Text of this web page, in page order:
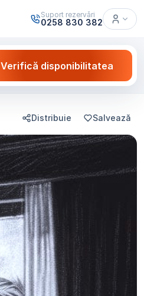
Suport rezervări
0258 830 382
Verifică disponibilitatea
Distribuie Salvează